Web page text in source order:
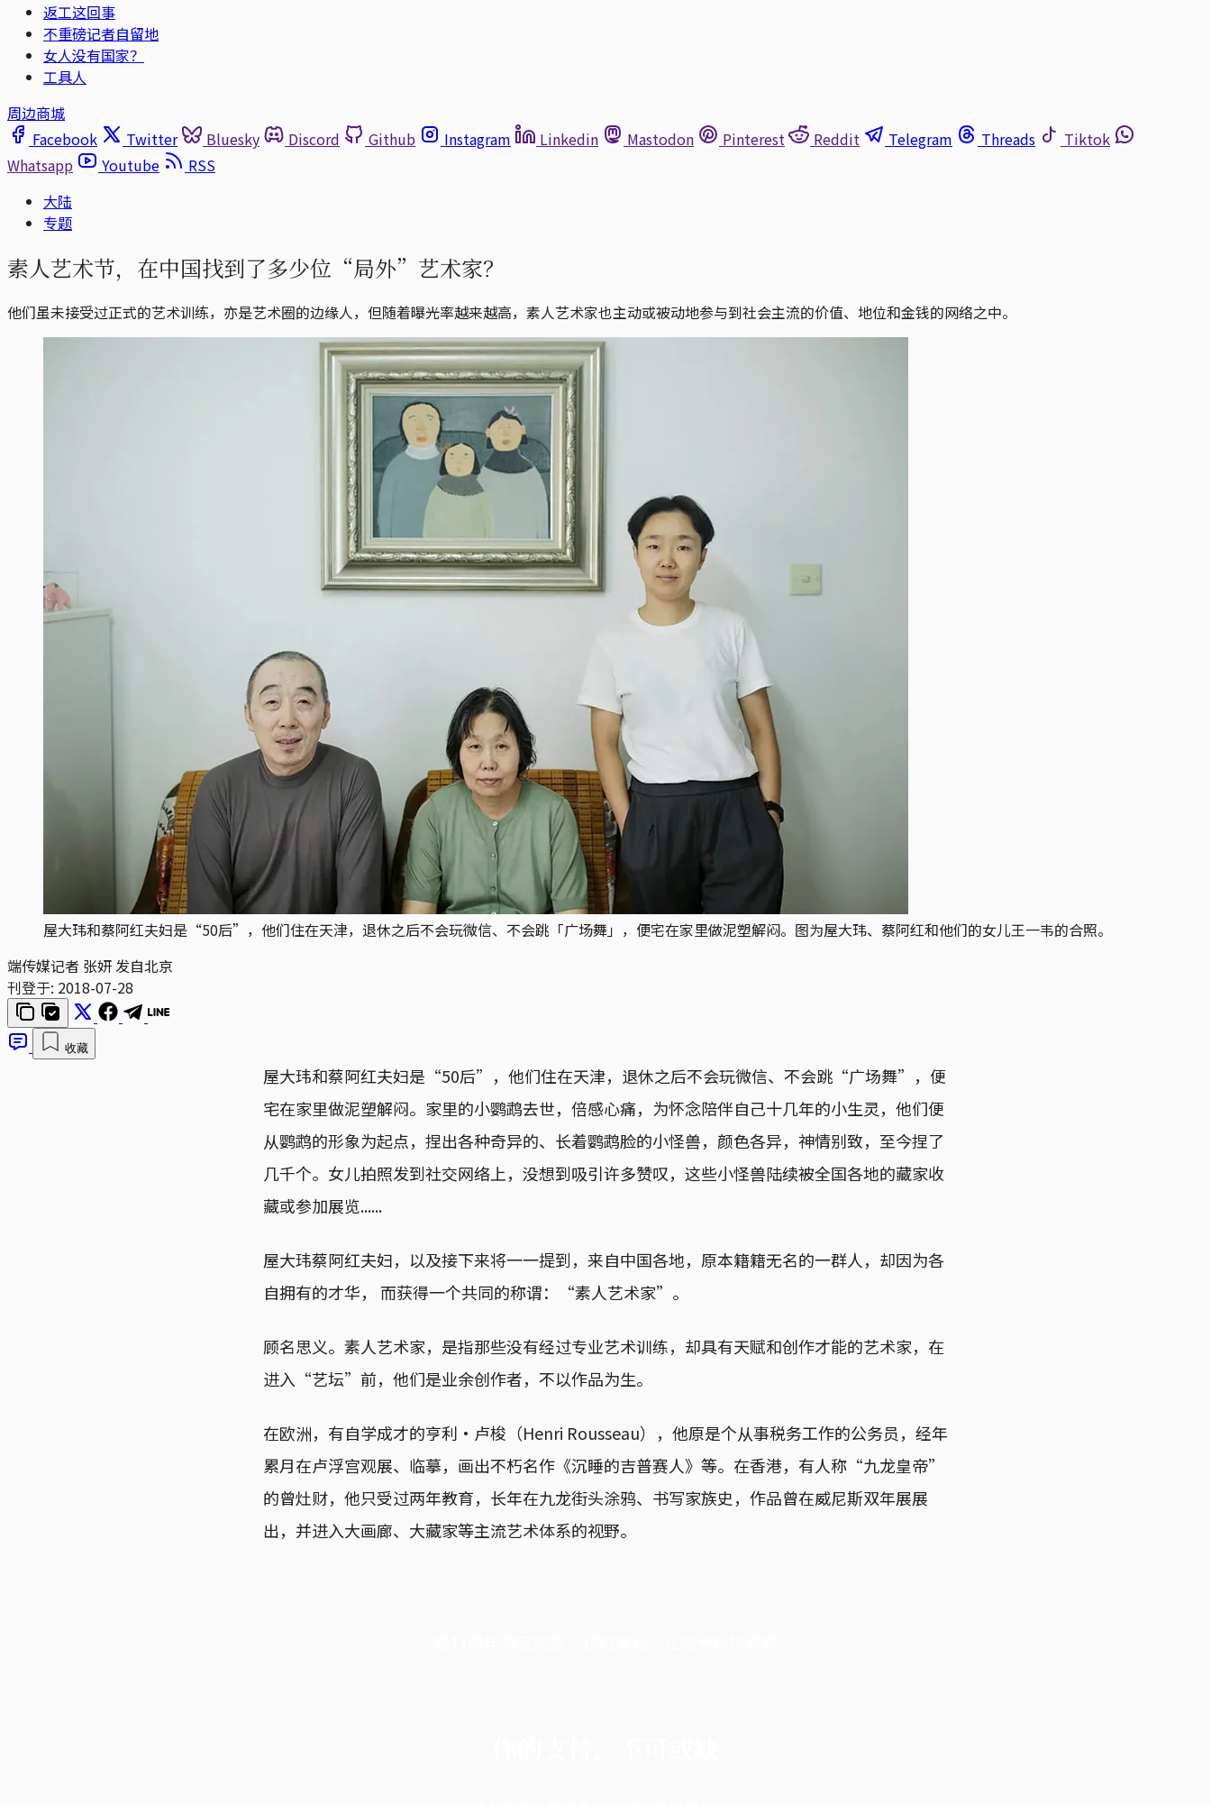
返工这回事
不重磅记者自留地
女人没有国家？
工具人
周边商城
Facebook
Twitter Bluesky Discord Github Instagram Linkedin Mastodon Pinterest Reddit Telegram Threads
Tiktok
Whatsapp
Youtube
RSS
大陆
专题
素人艺术节，在中国找到了多少位“局外”艺术家？
他们虽未接受过正式的艺术训练，亦是艺术圈的边缘人，但随着曝光率越来越高，素人艺术家也主动或被动地参与到社会主流的价值、地位和金钱的网络之中。
屋大玮和蔡阿红夫妇是“50后”，他们住在天津，退休之后不会玩微信、不会跳「广场舞」，便宅在家里做泥塑解闷。图为屋大玮、蔡阿红和他们的女儿王一韦的合照。
端传媒记者 张妍 发自北京
刊登于: 2018-07-28
收藏
屋大玮和蔡阿红夫妇是“50后”，他们住在天津，退休之后不会玩微信、不会跳“广场舞”，便
宅在家里做泥塑解闷。家里的小鹦鹉去世，倍感心痛，为怀念陪伴自己十几年的小生灵，他们便
从鹦鹉的形象为起点，捏出各种奇异的、长着鹦鹉脸的小怪兽，颜色各异，神情别致，至今捏了
几千个。女儿拍照发到社交网络上，没想到吸引许多赞叹，这些小怪兽陆续被全国各地的藏家收
藏或参加展览......
屋大玮蔡阿红夫妇，以及接下来将一一提到，来自中国各地，原本籍籍无名的一群人，却因为各
自拥有的才华， 而获得一个共同的称谓：“素人艺术家”。
顾名思义。素人艺术家，是指那些没有经过专业艺术训练，却具有天赋和创作才能的艺术家，在
进入“艺坛”前，他们是业余创作者，不以作品为生。
在欧洲，有自学成才的亨利·卢梭（Henri Rousseau），他原是个从事税务工作的公务员，经年
累月在卢浮宫观展、临摹，画出不朽名作《沉睡的吉普赛人》等。在香港，有人称“九龙皇帝”
的曾灶财，他只受过两年教育，长年在九龙街头涂鸦、书写家族史，作品曾在威尼斯双年展展
出，并进入大画廊、大藏家等主流艺术体系的视野。